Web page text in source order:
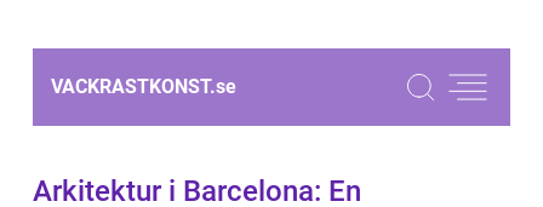
VACKRASTKONST.se
Arkitektur i Barcelona: En